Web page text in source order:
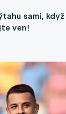
sami, když
ven!